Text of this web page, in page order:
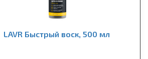
LAVR Быстрый воск, 500 мл